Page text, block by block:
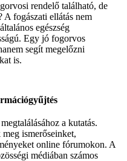
rendelő található, de
A fogászati ellátás nem
egészség
Egy jó fogorvos
segít megelőzni
is.
a kutatás.
ismerőseinket,
online fórumokon. A
médiában számos